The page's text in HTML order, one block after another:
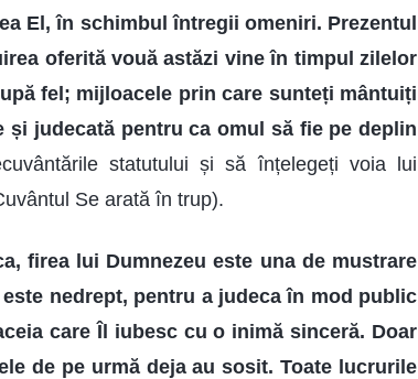
El, în schimbul întregii omeniri. Prezentul
oferită vouă astăzi vine în timpul zilelor
fel; mijloacele prin care sunteți mântuiți
judecată pentru ca omul să fie pe deplin
statutului și să înțelegeți voia lui
Se arată în trup).
firea lui Dumnezeu este una de mustrare
nedrept, pentru a judeca în mod public
care Îl iubesc cu o inimă sinceră. Doar
de pe urmă deja au sosit. Toate lucrurile